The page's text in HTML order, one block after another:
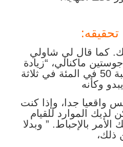
كما قال لي شاولي
ماكنالي، “زيادة
ميزانية التسويق بنسبة 50 في المئة في ثلاثة
وكأنه
واقعيا جدا، وإذا كنت
لديك الموارد للقيام
بالإحباط. ” وبدلا
ذلك،